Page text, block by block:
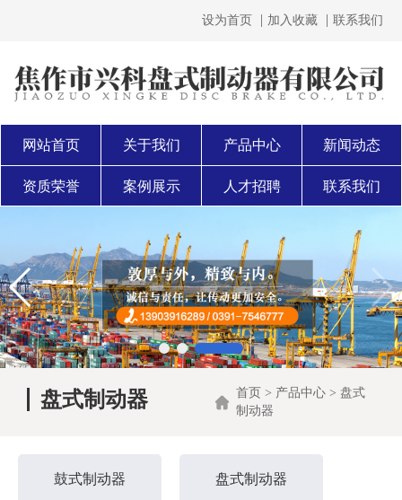
设为首页 加入收藏 联系我们
网站首页 关于我们 产品中心 新闻动态
资质荣誉 案例展示 人才招聘 联系我们
盘式制动器 首页 > 产品中心 > 盘式
制动器
鼓式制动器 盘式制动器